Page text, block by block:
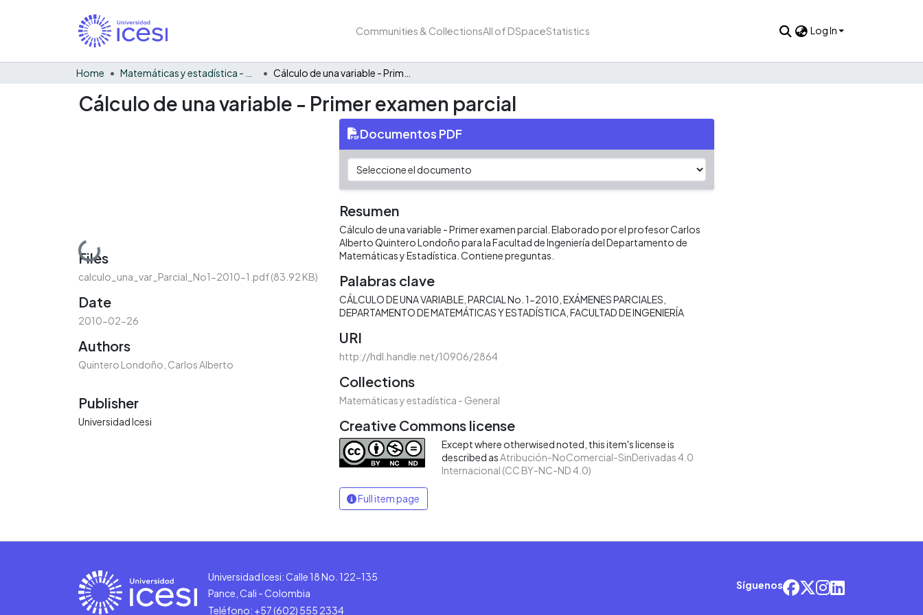
Communities & CollectionsAll of DSpaceStatistics Log In
Home
Cálculo de una variable - Primer examen parcial
Loading...
Files
calculo_una_var_Parcial_No1-2010-1.pdf(83.92 KB)
Date
2010-02-26
Authors
Quintero Londoño, Carlos Alberto
Publisher
Universidad Icesi
Documentos PDF
Resumen
Cálculo de una variable - Primer examen parcial. Elaborado por el profesor Carlos
Alberto Quintero Londoño para la Facultad de Ingeniería del Departamento de
Matemáticas y Estadística. Contiene preguntas.
Palabras clave
CÁLCULO DE UNA VARIABLE PARCIAL No. 1-2010 EXÁMENES PARCIALES
DEPARTAMENTO DE MATEMÁTICAS Y ESTADÍSTICA FACULTAD DE INGENIERÍA
URI
http://hdl.handle.net/10906/2864
Collections
Matemáticas y estadística - General
Creative Commons license
Except where otherwised noted, this item's license is
described as Atribución-NoComercial-SinDerivadas 4.0
Internacional (CC BY-NC-ND 4.0)
Full item page
Universidad Icesi: Calle 18 No. 122-135
Pance, Cali - Colombia
Teléfono: +57 (602) 555 2334
Síguenos